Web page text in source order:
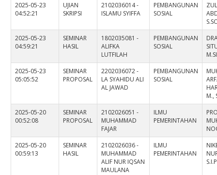
2025-05-23
04:52:21
UJIAN
SKRIPSI
2102036014 -
ISLAMU SYIFFA
PEMBANGUNAN
SOSIAL
2025-05-23
04:59:21
SEMINAR
HASIL
1802035081 -
ALIFKA
LUTFILAH
PEMBANGUNAN
SOSIAL
M.SI
2025-05-23
05:05:52
SEMINAR
PROPOSAL
2202036072 -
LA SYAHIDU ALI
AL JAWAD
PEMBANGUNAN
SOSIAL
M.,
2025-05-20
00:52:08
SEMINAR
PROPOSAL
2102026051 -
MUHAMMAD
FAJAR
ILMU
PEMERINTAHAN
2025-05-20
00:59:13
SEMINAR
HASIL
2102026036 -
MUHAMMAD
ALIF NUR IQSAN
MAULANA
ILMU
PEMERINTAHAN